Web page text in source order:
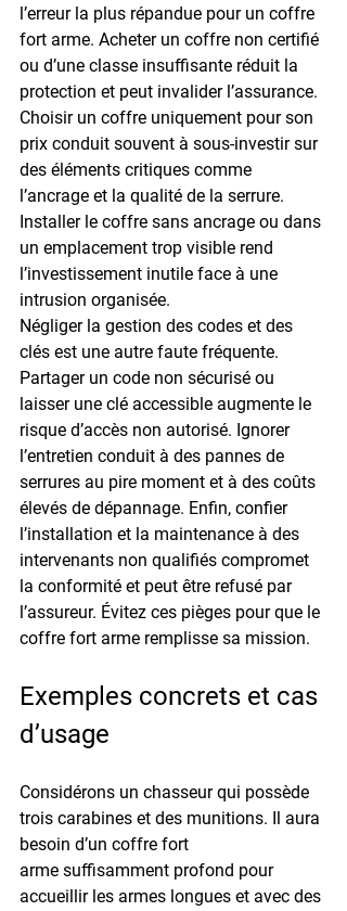
l’erreur la plus répandue pour un coffre
fort arme. Acheter un coffre non certifié
ou d’une classe insuffisante réduit la
protection et peut invalider l’assurance.
Choisir un coffre uniquement pour son
prix conduit souvent à sous-investir sur
des éléments critiques comme
l’ancrage et la qualité de la serrure.
Installer le coffre sans ancrage ou dans
un emplacement trop visible rend
l’investissement inutile face à une
intrusion organisée.
Négliger la gestion des codes et des
clés est une autre faute fréquente.
Partager un code non sécurisé ou
laisser une clé accessible augmente le
risque d’accès non autorisé. Ignorer
l’entretien conduit à des pannes de
serrures au pire moment et à des coûts
élevés de dépannage. Enfin, confier
l’installation et la maintenance à des
intervenants non qualifiés compromet
la conformité et peut être refusé par
l’assureur. Évitez ces pièges pour que le
coffre fort arme remplisse sa mission.
Exemples concrets et cas
d’usage
Considérons un chasseur qui possède
trois carabines et des munitions. Il aura
besoin d’un coffre fort
arme suffisamment profond pour
accueillir les armes longues et avec des